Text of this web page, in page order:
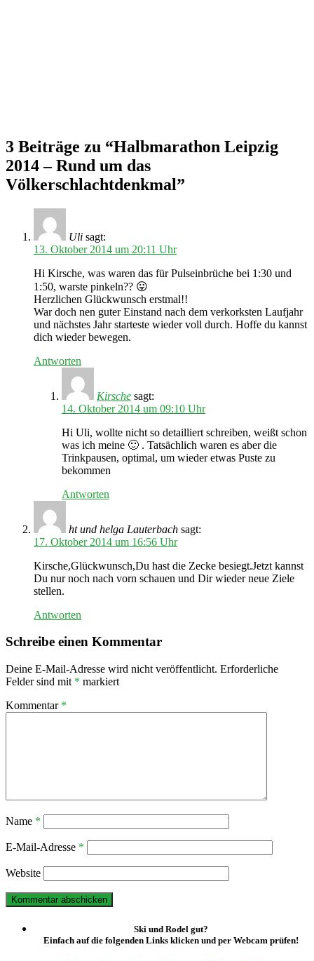
3 Beiträge zu “Halbmarathon Leipzig
2014 – Rund um das
Völkerschlachtdenkmal”
Uli sagt:
13. Oktober 2014 um 20:11 Uhr
Hi Kirsche, was waren das für Pulseinbrüche bei 1:30 und
1:50, warste pinkeln?? 😛
Herzlichen Glückwunsch erstmal!!
War doch nen guter Einstand nach dem verkorksten Laufjahr
und nächstes Jahr starteste wieder voll durch. Hoffe du kannst
dich wieder bewegen.
Antworten
Kirsche sagt:
14. Oktober 2014 um 09:10 Uhr
Hi Uli, wollte nicht so detailliert schreiben, weißt schon
was ich meine 🙂 . Tatsächlich waren es aber die
Trinkpausen, optimal, um wieder etwas Puste zu
bekommen
Antworten
ht und helga Lauterbach sagt:
17. Oktober 2014 um 16:56 Uhr
Kirsche,Glückwunsch,Du hast die Zecke besiegt.Jetzt kannst
Du nur noch nach vorn schauen und Dir wieder neue Ziele
stellen.
Antworten
Schreibe einen Kommentar
Deine E-Mail-Adresse wird nicht veröffentlicht. Erforderliche
Felder sind mit * markiert
Kommentar *
Name *
E-Mail-Adresse *
Website
Ski und Rodel gut?
Einfach auf die folgenden Links klicken und per Webcam prüfen!